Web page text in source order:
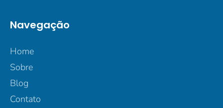
Navegação
Home
Sobre
Blog
Contato